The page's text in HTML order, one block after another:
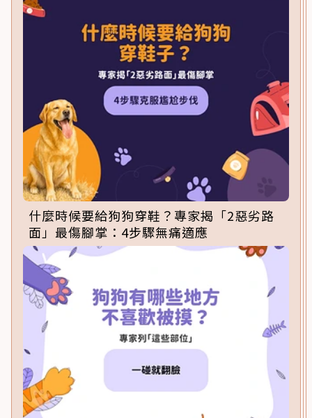
什麼時候要給狗狗穿鞋？專家揭「2惡劣路
面」最傷腳掌：4步驟無痛適應